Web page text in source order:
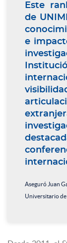
Este
de
e
Aseguró Juan
Universitario